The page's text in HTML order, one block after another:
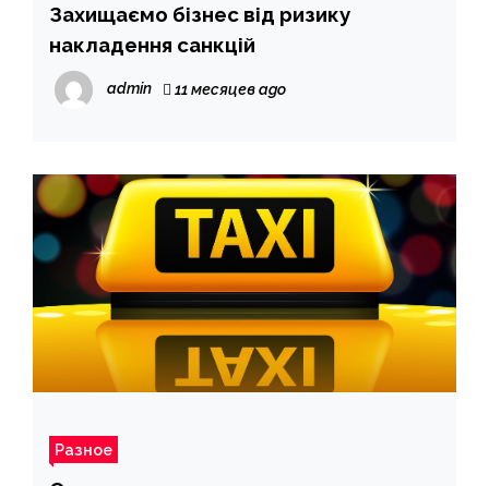
Захищаємо бізнес від ризику
накладення санкцій
admin 11 месяцев ago
Разное